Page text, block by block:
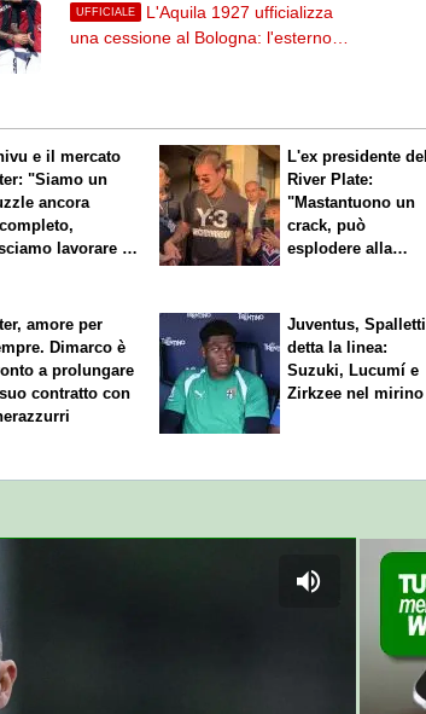
UFFICIALE
L'Aquila 1927 ufficializza
una cessione al Bologna: l'esterno
e il mercato
"Siamo un
ancora
lavorare i
L'ex presidente del
River Plate:
"Mastantuono un
crack, può
esplodere alla
amore per
Dimarco è
a prolungare
contratto con
Juventus, Spalletti
detta la linea:
Suzuki, Lucumí e
Zirkzee nel mirino